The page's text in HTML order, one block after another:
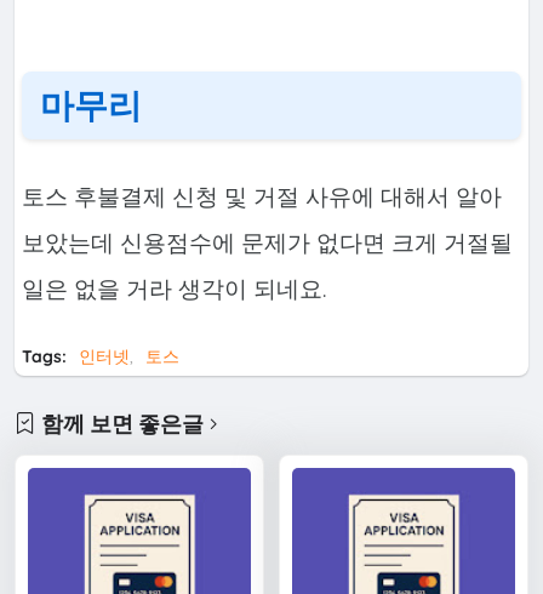
마무리
토스 후불결제 신청 및 거절 사유에 대해서 알아
보았는데 신용점수에 문제가 없다면 크게 거절될
일은 없을 거라 생각이 되네요.
Tags: 인터넷 토스
함께 보면 좋은글